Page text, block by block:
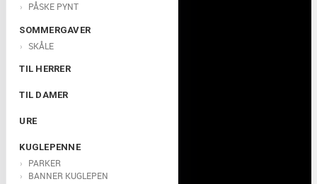
PÅSKE PYNT
SOMMERGAVER
SKÅLE
TIL HERRER
TIL DAMER
URE
KUGLEPENNE
PARKER
BANNER KUGLEPEN